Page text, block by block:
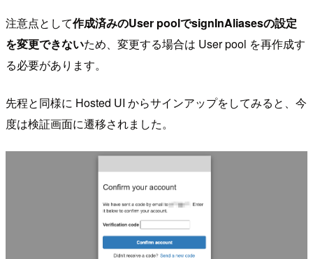
注意点として作成済みのUser poolでsignInAliasesの設定
を変更できないため、変更する場合は User pool を再作成す
る必要があります。
先程と同様に Hosted UI からサインアップをしてみると、今
度は検証画面に遷移されました。